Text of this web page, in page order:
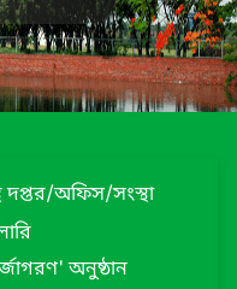
দপ্তর/অফিস/সংস্থা
অনুষ্ঠান